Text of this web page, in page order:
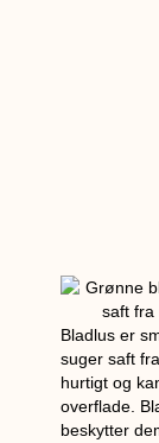
Bladlus er
suger saft
hurtigt og
overflade.
beskytter